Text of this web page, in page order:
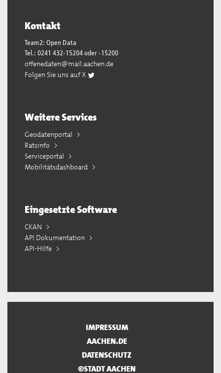
Kontakt
Team2: Open Data
Tel.: 0241 432-15204 oder -15200
offenedaten@mail.aachen.de
Folgen Sie uns auf X
Weitere Services
Geodatenportal
Ratsinfo
Serviceportal
Mobilitätsdashboard
Eingesetzte Software
CKAN
API Dokumentation
API-Hilfe
IMPRESSUM
AACHEN.DE
DATENSCHUTZ
©STADT AACHEN